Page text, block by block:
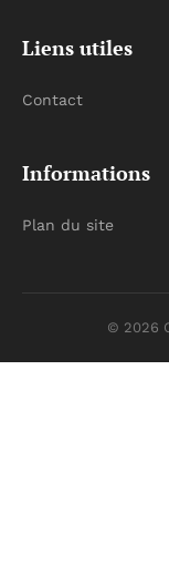
Liens utiles
Contact
Informations
Plan du site
© 2026